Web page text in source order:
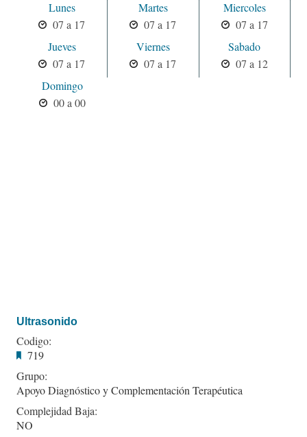
Lunes
07 a 17
Martes
07 a 17
Miercoles
07 a 17
Jueves
07 a 17
Viernes
07 a 17
Sabado
07 a 12
Domingo
00 a 00
Ultrasonido
Codigo:
719
Grupo:
Apoyo Diagnóstico y Complementación Terapéutica
Complejidad Baja:
NO